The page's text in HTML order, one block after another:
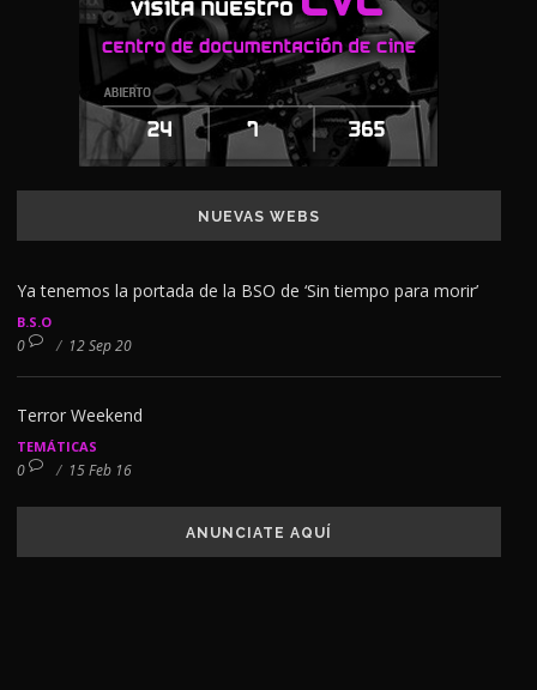
NUEVAS WEBS
Ya tenemos la portada de la BSO de ‘Sin tiempo para morir’
B.S.O
0 / 12 Sep 20
Terror Weekend
TEMÁTICAS
0 / 15 Feb 16
ANUNCIATE AQUÍ